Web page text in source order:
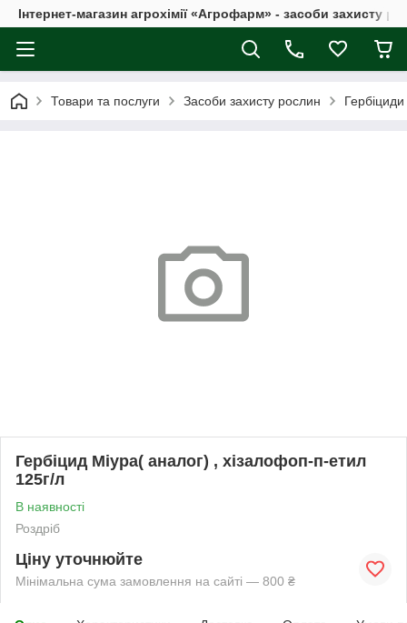
Інтернет-магазин агрохімії «Агрофарм» - засоби захисту
Товари та послуги Засоби захисту рослин Гербіциди
Гербіцид Міура( аналог) , хізалофоп-п-етил
125г/л
В наявності
Роздріб
Ціну уточнюйте
Мінімальна сума замовлення на сайті — 800 ₴